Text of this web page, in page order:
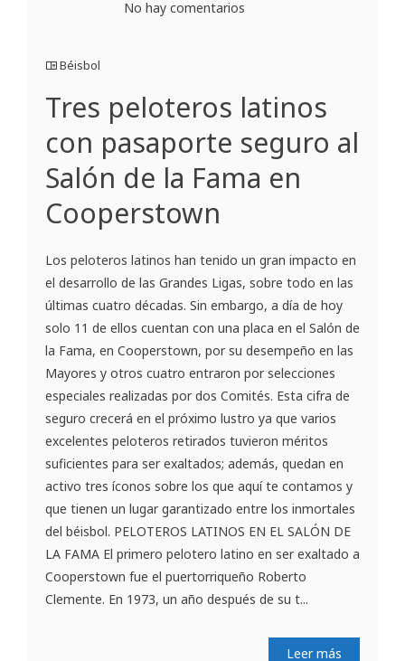
No hay comentarios
Béisbol
Tres peloteros latinos
con pasaporte seguro al
Salón de la Fama en
Cooperstown
Los peloteros latinos han tenido un gran impacto en
el desarrollo de las Grandes Ligas, sobre todo en las
últimas cuatro décadas. Sin embargo, a día de hoy
solo 11 de ellos cuentan con una placa en el Salón de
la Fama, en Cooperstown, por su desempeño en las
Mayores y otros cuatro entraron por selecciones
especiales realizadas por dos Comités. Esta cifra de
seguro crecerá en el próximo lustro ya que varios
excelentes peloteros retirados tuvieron méritos
suficientes para ser exaltados; además, quedan en
activo tres íconos sobre los que aquí te contamos y
que tienen un lugar garantizado entre los inmortales
del béisbol. PELOTEROS LATINOS EN EL SALÓN DE
LA FAMA El primero pelotero latino en ser exaltado a
Cooperstown fue el puertorriqueño Roberto
Clemente. En 1973, un año después de su t...
Leer más